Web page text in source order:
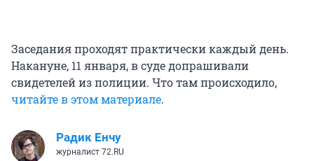
Заседания проходят практически каждый день.
Накануне, 11 января, в суде допрашивали
свидетелей из полиции. Что там происходило,
читайте в этом материале.
Радик Енчу
журналист 72.RU